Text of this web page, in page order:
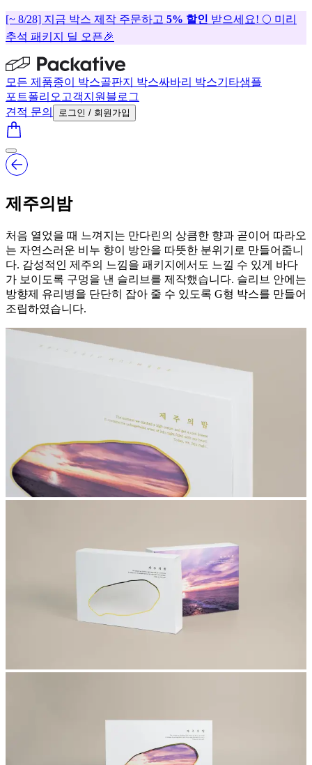
[~ 8/28] 지금 박스 제작 주문하고 5% 할인 받으세요! 🌕 미리
추석 패키지 딜 오픈🎉
모든 제품종이 박스골판지 박스싸바리 박스기타샘플
포트폴리오 고객지원 블로그
견적 문의
로그인 / 회원가입
제주의밤
처음 열었을 때 느껴지는 만다린의 상큼한 향과 곧이어 따라오
는 자연스러운 비누 향이 방안을 따뜻한 분위기로 만들어줍니
다. 감성적인 제주의 느낌을 패키지에서도 느낄 수 있게 바다
가 보이도록 구멍을 낸 슬리브를 제작했습니다. 슬리브 안에는
방향제 유리병을 단단히 잡아 줄 수 있도록 G형 박스를 만들어
조립하였습니다.